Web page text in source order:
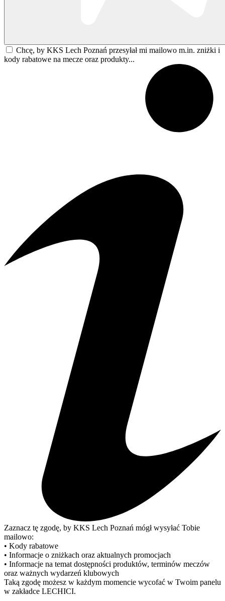
Chcę, by KKS Lech Poznań przesyłał mi mailowo m.in. zniżki i
kody rabatowe na mecze oraz produkty...
Zaznacz tę zgodę, by KKS Lech Poznań mógł wysyłać Tobie
mailowo:
• Kody rabatowe
• Informacje o zniżkach oraz aktualnych promocjach
• Informacje na temat dostępności produktów, terminów meczów
oraz ważnych wydarzeń klubowych
Taką zgodę możesz w każdym momencie wycofać w Twoim panelu
w zakładce LECHICI.